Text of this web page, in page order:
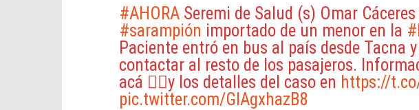
#AHORASeremi de Salud (s) Omar
#sarampión importado de un menor en la
Paciente entró en bus al país desde Tacna
contactar al resto de los pasajeros.
acá 👇🏽y los detalles del caso en https://
pic.twitter.com/GIAgxhazB8